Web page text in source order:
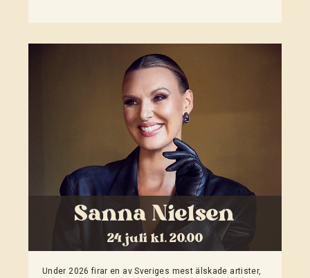
Sanna Nielsen
24 juli kl. 20.00
Under 2026 firar en av Sveriges mest älskade artister,